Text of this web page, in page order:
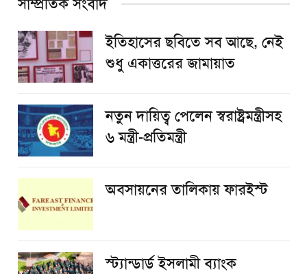
সাম্প্রতিক সংবাদ
ইতিহাসের ছবিতে সব আছে, নেই
শুধু একাত্তরের জামায়াত
নতুন দায়িত্ব পেলেন স্বরাষ্ট্রমন্ত্রীসহ
৬ মন্ত্রী-প্রতিমন্ত্রী
অবসায়নের তালিকায় ফারইস্ট
স্ট্যান্ডার্ড ইসলামী ব্যাংক